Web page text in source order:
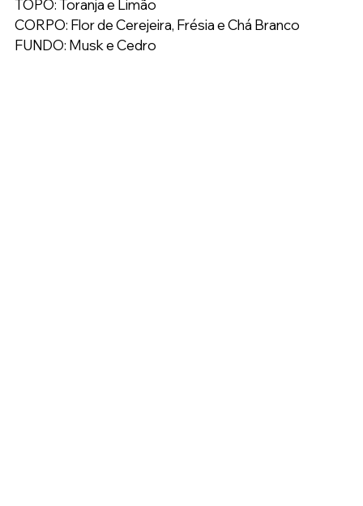
TOPO: Toranja e Limão
CORPO: Flor de Cerejeira, Frésia e Chá Branco
FUNDO: Musk e Cedro